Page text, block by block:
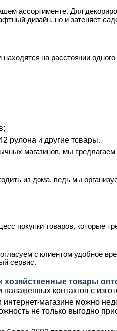
ассортименте. Для
дизайн, но и затеняет
на расстоянии
рулона и другие товары.
магазинов, мы предлагаем
из дома, ведь мы
покупки товаров, которые
с клиентом удобное
сервис.
хозяйственные товары
контактов с
магазине можно
не только выгодно